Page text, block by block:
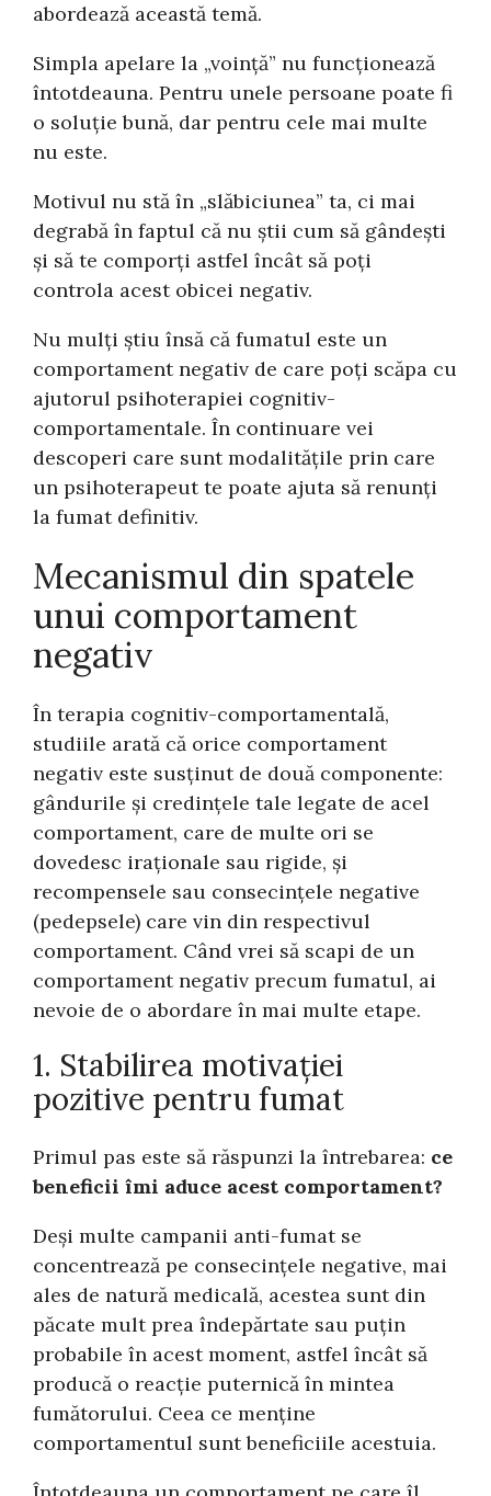
abordează această temă.
Simpla apelare la „voință” nu funcționează
întotdeauna. Pentru unele persoane poate fi
o soluție bună, dar pentru cele mai multe
nu este.
Motivul nu stă în „slăbiciunea” ta, ci mai
degrabă în faptul că nu știi cum să gândești
și să te comporți astfel încât să poți
controla acest obicei negativ.
Nu mulți știu însă că fumatul este un
comportament negativ de care poți scăpa cu
ajutorul psihoterapiei cognitiv-
comportamentale. În continuare vei
descoperi care sunt modalitățile prin care
un psihoterapeut te poate ajuta să renunți
la fumat definitiv.
Mecanismul din spatele
unui comportament
negativ
În terapia cognitiv-comportamentală,
studiile arată că orice comportament
negativ este susținut de două componente:
gândurile și credințele tale legate de acel
comportament, care de multe ori se
dovedesc iraționale sau rigide, și
recompensele sau consecințele negative
(pedepsele) care vin din respectivul
comportament. Când vrei să scapi de un
comportament negativ precum fumatul, ai
nevoie de o abordare în mai multe etape.
1. Stabilirea motivației
pozitive pentru fumat
Primul pas este să răspunzi la întrebarea: ce
beneficii îmi aduce acest comportament?
Deși multe campanii anti-fumat se
concentrează pe consecințele negative, mai
ales de natură medicală, acestea sunt din
păcate mult prea îndepărtate sau puțin
probabile în acest moment, astfel încât să
producă o reacție puternică în mintea
fumătorului. Ceea ce menține
comportamentul sunt beneficiile acestuia.